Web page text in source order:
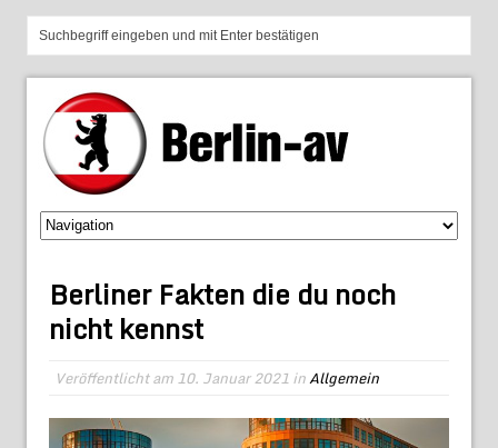
Berliner Fakten die du noch
nicht kennst
Veröffentlicht am10. Januar 2021inAllgemein